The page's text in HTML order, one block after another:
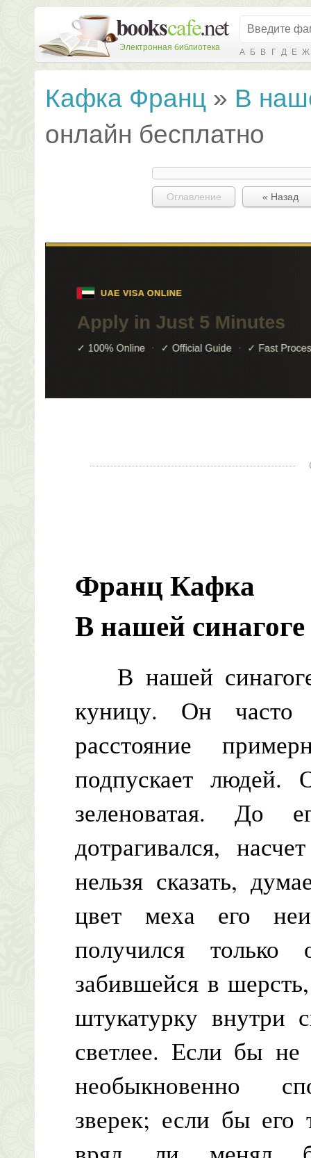
Электронная библиотека А Б В Г Д Е Ж
Кафка Франц » В
онлайн бесплатно
Оглавление « Назад
Франц Кафка
В нашей синагоге
В нашей синагоге
куницу. Он
расстояние
подпускает людей.
зеленоватая.
дотрагивался,
нельзя сказать,
цвет меха его
получился
забившейся в
штукатурку внутри
светлее. Если бы
необыкновенно
зверек; если бы его